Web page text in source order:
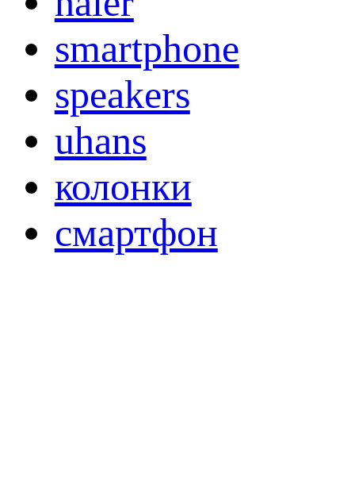
smartphone
speakers
uhans
колонки
смартфон